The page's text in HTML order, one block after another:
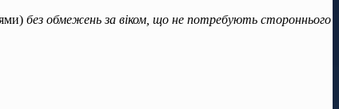
без обмежень за віком , що не потребують стороннього